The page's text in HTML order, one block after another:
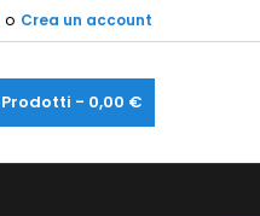
o Crea un account
Prodotti - 0,00 €